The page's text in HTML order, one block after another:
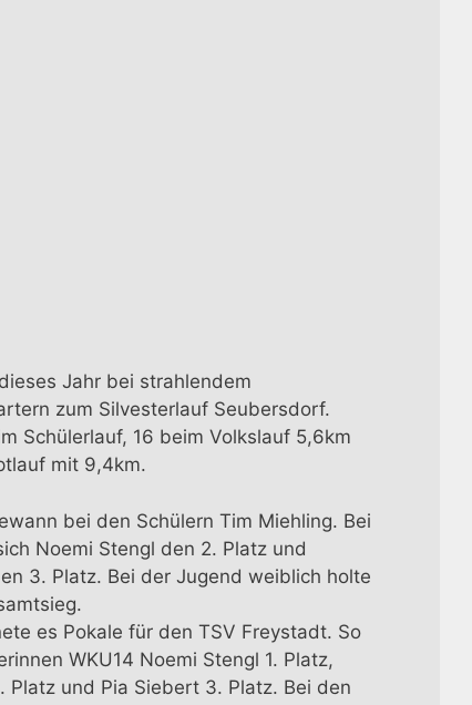
Jahr bei strahlendem
zum Silvesterlauf Seubersdorf.
Schülerlauf, 16 beim Volkslauf 5,6km
mit 9,4km.
bei den Schülern Tim Miehling. Bei
Noemi Stengl den 2. Platz und
3. Platz. Bei der Jugend weiblich holte
es Pokale für den TSV Freystadt. So
WKU14 Noemi Stengl 1. Platz,
Platz und Pia Siebert 3. Platz. Bei den